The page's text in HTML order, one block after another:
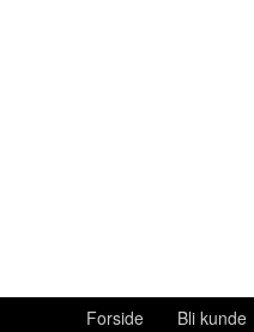
Forside Bli kunde